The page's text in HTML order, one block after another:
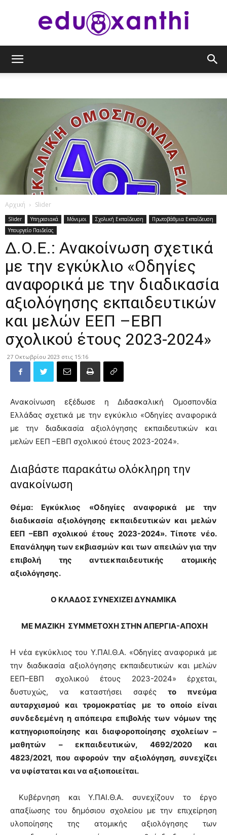
Αρχική Slider
Slider Υπηρεσιακά Μόνιμοι Σχολική Εκπαίδευση
Πρωτοβάθμια Εκπαίδευση
Υπουργείο Παιδείας
Δ.Ο.Ε.: Ανακοίνωση σχετικά
με την εγκύκλιο «Οδηγίες
αναφορικά με την διαδικασία
αξιολόγησης εκπαιδευτικών
και μελών ΕΕΠ –ΕΒΠ
σχολικού έτους 2023-2024»
27 Οκτωβρίου 2023 στις 15:16
Ανακοίνωση εξέδωσε η Διδασκαλική Ομοσπονδία
Ελλάδας σχετικά με την εγκύκλιο «Οδηγίες αναφορικά
με την διαδικασία αξιολόγησης εκπαιδευτικών και
μελών ΕΕΠ –ΕΒΠ σχολικού έτους 2023-2024».
Διαβάστε παρακάτω ολόκληρη την
ανακοίνωση
Θέμα: Εγκύκλιος «Οδηγίες αναφορικά με την
διαδικασία αξιολόγησης εκπαιδευτικών και μελών
ΕΕΠ –ΕΒΠ σχολικού έτους 2023-2024». Τίποτε νέο.
Επανάληψη των εκβιασμών και των απειλών για την
επιβολή της αντιεκπαιδευτικής ατομικής
αξιολόγησης.
Ο ΚΛΑΔΟΣ ΣΥΝΕΧΙΖΕΙ ΔΥΝΑΜΙΚΑ
ΜΕ ΜΑΖΙΚΗ ΣΥΜΜΕΤΟΧΗ ΣΤΗΝ ΑΠΕΡΓΙΑ-ΑΠΟΧΗ
Η νέα εγκύκλιος του Υ.ΠΑΙ.Θ.Α. «Οδηγίες αναφορικά με
την διαδικασία αξιολόγησης εκπαιδευτικών και μελών
ΕΕΠ–ΕΒΠ σχολικού έτους 2023-2024» έρχεται,
δυστυχώς, να καταστήσει σαφές το πνεύμα
αυταρχισμού και τρομοκρατίας με το οποίο είναι
συνδεδεμένη η απόπειρα επιβολής των νόμων της
κατηγοριοποίησης και διαφοροποίησης σχολείων –
μαθητών – εκπαιδευτικών, 4692/2020 και
4823/2021, που αφορούν την αξιολόγηση, συνεχίζει
να υφίσταται και να αξιοποιείται.
Κυβέρνηση και Υ.ΠΑΙ.Θ.Α. συνεχίζουν το έργο
απαξίωσης του δημόσιου σχολείου με την επιχείρηση
υλοποίησης της ατομικής αξιολόγησης των